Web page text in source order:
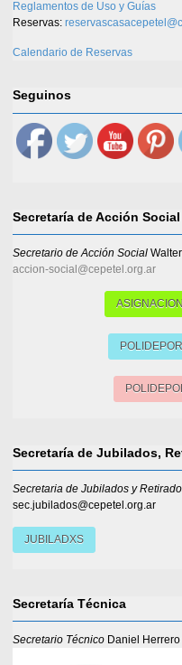
Reglamentos de Uso y Guías
Reservas:
Calendario de Reservas
Seguinos
Secretaría de Acción Social
Secretario de Acción Social
accion-social@cepetel.org.ar
Secretaría de Jubilados,
Secretaria de Jubilados y
sec.jubilados@cepetel.org.ar
JUBILADXS
Secretaría Técnica
Secretario Técnico Daniel Herrero